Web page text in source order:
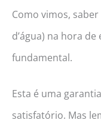
Como vimos,
d’água) na hora
fundamental.
Esta é uma
satisfatório. Mas